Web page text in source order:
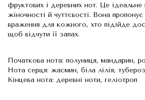
фруктових і деревних нот. Це ідеальне
жіночності й чуттєвості. Вона пропонує
враження для кожного, хто підійде
щоб відчути її запах.
Початкова нота: полуниця, мандарин,
Нота серця: жасмин, біла лілія,
Кінцева нота: деревні ноти, геліотроп